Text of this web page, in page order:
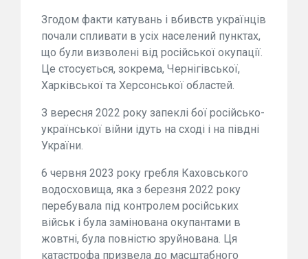
Згодом факти катувань і вбивств українців
почали спливати в усіх населений пунктах,
що були визволені від російської окупації.
Це стосується, зокрема, Чернігівської,
Харківської та Херсонської областей.
З вересня 2022 року запеклі бої російсько-
української війни ідуть на сході і на півдні
України.
6 червня 2023 року гребля Каховського
водосховища, яка з березня 2022 року
перебувала під контролем російських
військ і була замінована окупантами в
жовтні, була повністю зруйнована. Ця
катастрофа призвела до масштабного